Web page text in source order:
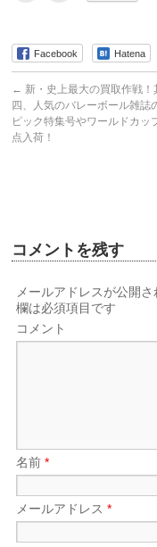
友
達
へ
メ
ー
ル
で
送
信
(新
開
き
ま
印
刷
(新
し
い
ウ
ィ
ン
Facebook Hatena
← 新・史上最大の買取作戦！
四、人気のバレーボール雑誌
ピック特集号やワールドカッ
点入荷！
コメントを残す
メールアドレスが公開
欄は必須項目です
コメント
名前*
メールアドレス*